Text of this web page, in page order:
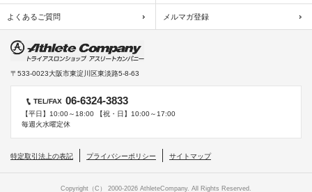
よくあるご質問 メルマガ登録
〒533-0023大阪市東淀川区東淡路5-8-63
TEL/FAX 06-6324-3833
【平日】10:00～18:00 【祝・日】10:00～17:00
毎週火水曜定休
特定取引法上の表記 プライバシーポリシー サイトマップ
Copyright（C） 2000-2026 AthleteCompany. All Rights Reserved.